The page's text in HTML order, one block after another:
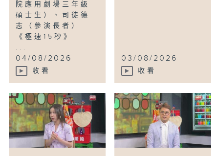
院應用劇場三年級
碩士生）、司徒德
志（參演長者）
《極速15秒》
...
04/08/2026
收看
03/08/2026
收看